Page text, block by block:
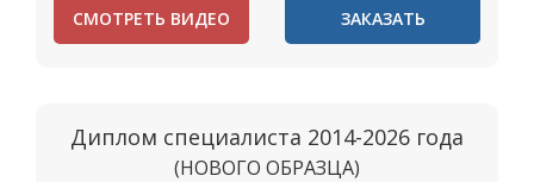
СМОТРЕТЬ ВИДЕО ЗАКАЗАТЬ
Диплом специалиста 2014-2026 года
(НОВОГО ОБРАЗЦА)